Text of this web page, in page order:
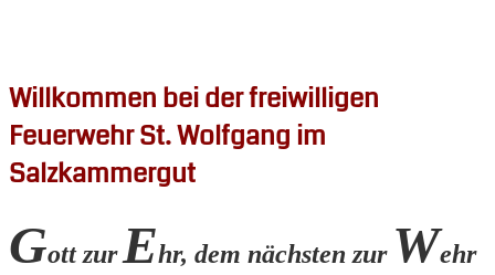
Willkommen bei der freiwilligen
Feuerwehr St. Wolfgang im
Salzkammergut
Gott zurEhr, dem nächsten zur Wehr